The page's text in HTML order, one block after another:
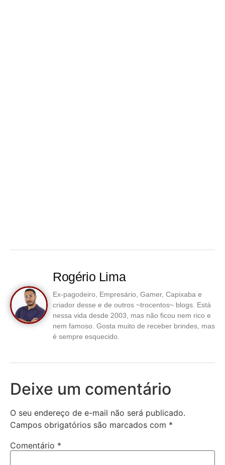
Rogério Lima
Ex-pagodeiro, Empresário, Gamer, Capixaba e
criador desse e de outros ~trocentos~ blogs. Está
nessa vida desde 2003, mas não ficou nem rico e
nem famoso. Gosta muito de receber brindes, mas
é sempre esquecido.
Deixe um comentário
O seu endereço de e-mail não será publicado.
Campos obrigatórios são marcados com *
Comentário *